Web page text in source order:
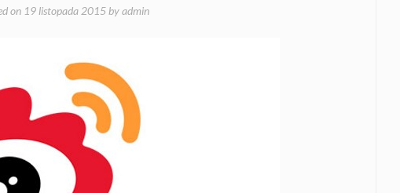
on 19 listopada 2015 byadmin